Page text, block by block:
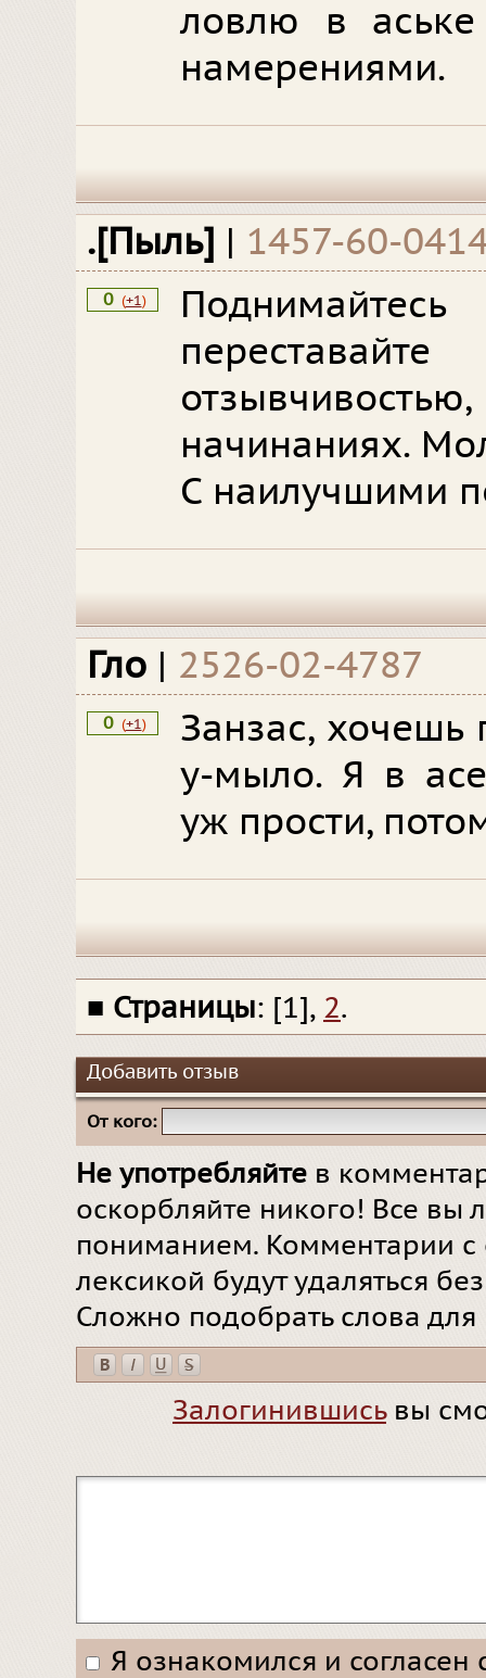
ловлю в
намерениями.
.[Пыль] | 1457-60-
0 (+1)
начинаниях.
С наилучшими
Гло | 2526-02-4787
0 (+1)
Занзас,
у-мыло. Я в
уж прости,
■ Страницы: [1], 2.
Добавить отзыв
От кого:
Не употребляйте в
оскорбляйте никого! Все вы
пониманием. Комментарии
лексикой будут удаляться
Сложно подобрать слова
Залогинившисьвы
Я ознакомился и согласен